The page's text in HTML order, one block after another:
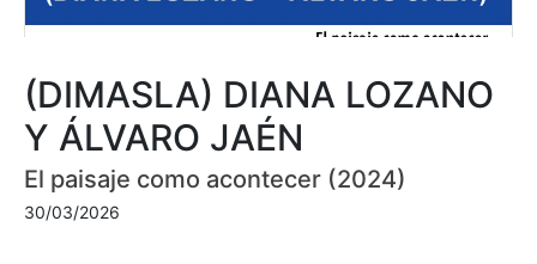
(DIMASLA) DIANA LOZANO
Y ÁLVARO JAÉN
El paisaje como acontecer (2024)
30/03/2026